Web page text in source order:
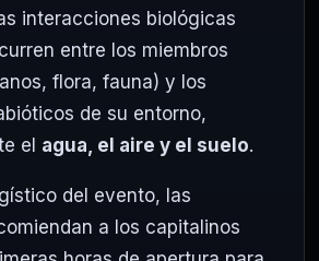
interacciones biológicas
entre los miembros
flora, fauna) y los
de su entorno,
el agua, el aire y el suelo.
del evento, las
a los capitalinos